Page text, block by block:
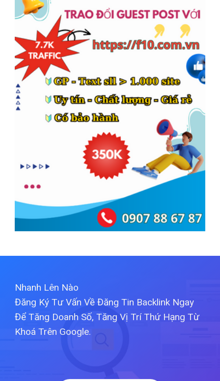
Nhanh Lên Nào
Đăng Ký Tư Vấn Về Đăng Tin Backlink Ngay
Để Tăng Doanh Số, Tăng Vị Trí Thứ Hạng Từ
Khoá Trên Google.